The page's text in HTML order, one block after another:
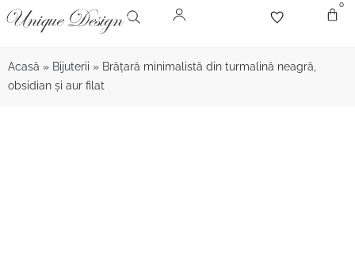
0
Acasă » Bijuterii » Brăţară minimalistă din turmalină neagră,
obsidian şi aur filat